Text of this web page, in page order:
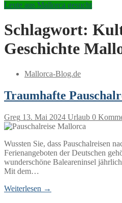
Leute aus Mallorca gesucht
Schlagwort:
Geschichte
Mallorca-Blog.de
Traumhafte
Greg 13. Mai 2024 Urlaub 0
Wussten Sie, dass Pauschalreisen
Ferienangeboten der Deutschen
wunderschöne Baleareninsel
Mit dem…
Weiterlesen →